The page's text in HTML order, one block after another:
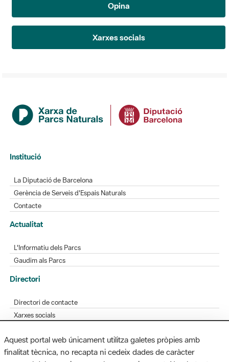
Opina
Xarxes socials
Institució
La Diputació de Barcelona
Gerència de Serveis d'Espais Naturals
Contacte
Actualitat
L'Informatiu dels Parcs
Gaudim als Parcs
Directori
Directori de contacte
Xarxes socials
Bústia de suggeriments
Opineu sobre els parcs
Aquest portal web únicament utilitza galetes pròpies amb
finalitat tècnica, no recapta ni cedeix dades de caràcter